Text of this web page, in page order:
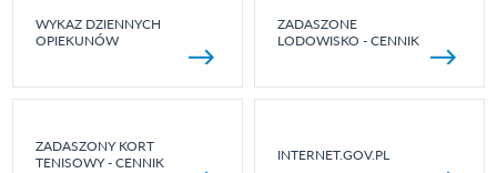
WYKAZ DZIENNYCH
OPIEKUNÓW
ZADASZONE
LODOWISKO - CENNIK
ZADASZONY KORT
TENISOWY - CENNIK
INTERNET.GOV.PL